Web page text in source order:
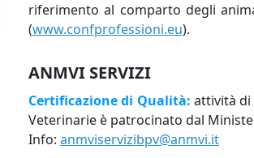
riferimento al comparto degli
(www.confprofessioni.eu).
ANMVI SERVIZI
Certificazione di Qualità: attività di
Veterinarie è patrocinato dal
Info: anmviservizibpv@anmvi.it